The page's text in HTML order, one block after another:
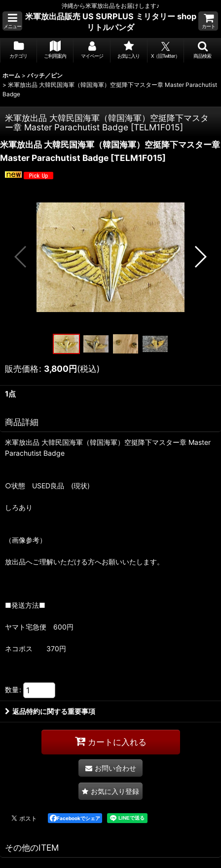
沖縄から米軍放出品をお届けします♪
メニュー
米軍放出品販売 US SURPLUS ミリタリー shop
リトルパンダ
カート
カテゴリ ご利用案内 マイページ お気に入り X（旧Twitter） 商品検索
ホーム > バッチ／ピン
> 米軍放出品 大韓民国海軍（韓国海軍）空挺降下マスター章 Master Parachutist
Badge
米軍放出品 大韓民国海軍（韓国海軍）空挺降下マスタ
ー章 Master Parachutist Badge [TELM1F015]
米軍放出品 大韓民国海軍（韓国海軍）空挺降下マスター章
Master Parachutist Badge [TELM1F015]
販売価格: 3,800円(税込)
1点
商品詳細
米軍放出品 大韓民国海軍（韓国海軍）空挺降下マスター章 Master
Parachutist Badge
○状態 USED良品 (現状)
しろあり
（画像参考）
放出品へご理解いただける方へお願いいたします。
■発送方法■
ヤマト宅急便 600円
ネコポス 370円
数量:
返品特約に関する重要事項
カートに入れる
お問い合わせ
お気に入り登録
Facebookでシェア
その他のITEM